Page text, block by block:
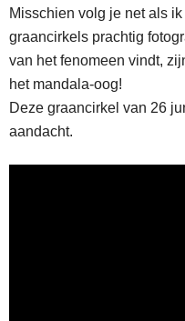
Misschien volg je net als
graancirkels prachtig
van het fenomeen vindt,
het mandala-oog!
Deze graancirkel van 26
aandacht.